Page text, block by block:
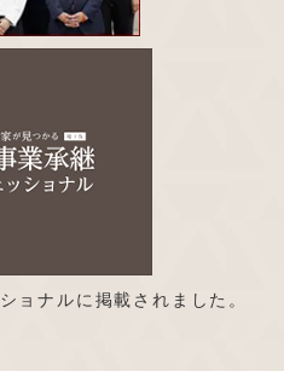
ョナルに掲載されました。